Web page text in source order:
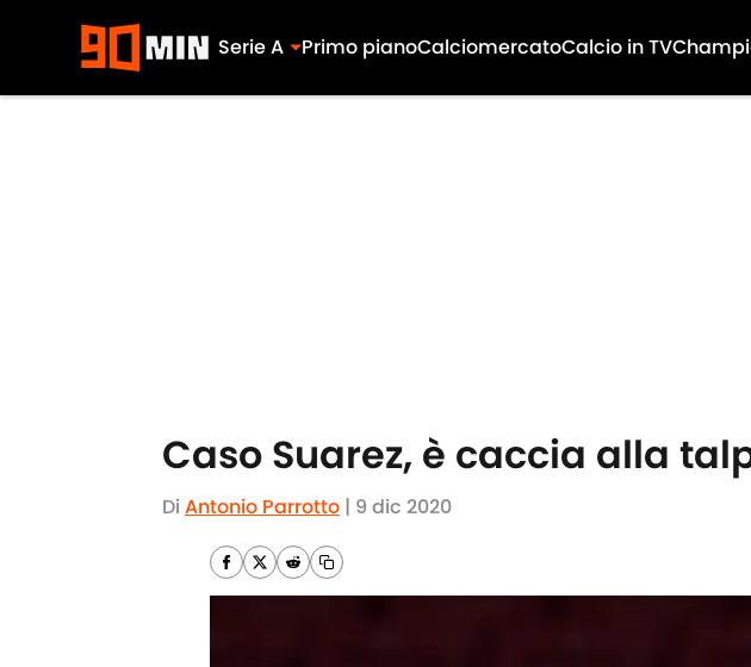
Serie A Primo pianoCalciomercatoCalcio in TV
Caso Suarez, è caccia alla
Di Antonio Parrotto | 9 dic 2020